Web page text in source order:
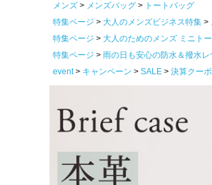
メンズ
メンズバッグ
トートバッグ
特集ページ
大人のメンズビジネス特集
特集ページ
大人のためのメンズ ミニト
特集ページ
雨の日も安心の防水＆撥水レ
event
キャンペーン SALE 決算クー